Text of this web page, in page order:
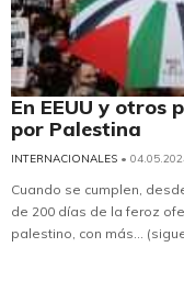
En EEUU y otros
por Palestina
INTERNACIONALES •
Cuando se cumplen,
de 200 días de la feroz
palestino, con más...